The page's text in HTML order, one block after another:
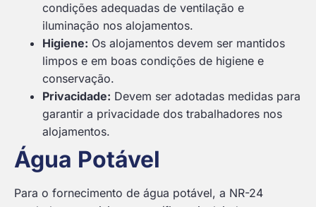
condições adequadas de ventilação e
iluminação nos alojamentos.
Higiene: Os alojamentos devem ser mantidos
limpos e em boas condições de higiene e
conservação.
Privacidade: Devem ser adotadas medidas para
garantir a privacidade dos trabalhadores nos
alojamentos.
Água Potável
Para o fornecimento de água potável, a NR-24